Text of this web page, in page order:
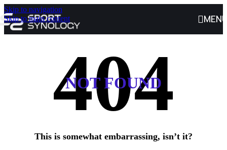
Skip to navigation
Skip to main content
NOT FOUND
This is somewhat embarrassing, isn’t it?